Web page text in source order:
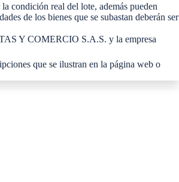
condición real del lote, además pueden
de los bienes que se subastan deberán ser
Y COMERCIO S.A.S. y la empresa
que se ilustran en la página web o